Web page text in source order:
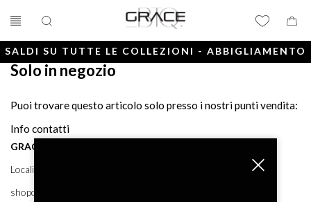
SALDI SU TUTTE LE COLLEZIONI - ABBIGLIAMENTO
Solo in negozio
Puoi trovare questo articolo solo presso i nostri punti vendita:
Info contatti
GRACE BTQ
Località Porto, 38 58043 - PUNTA ALA (GR) GRACE BTQ
shoponline@gracebtq.com